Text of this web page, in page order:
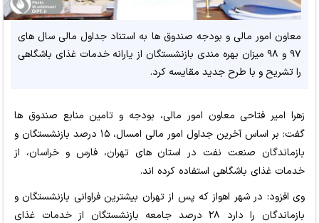
معاون امور مالی و بودجه صندوق ها به استناد جداول مالی سال های
۹۷ و ۹۸ میزان بهره مندی بازنشستگان از یارانه خدمات غذای باشگاهی
را تشریح و با طرح جدید مقایسه کرد.
زهرا امیر فتاحی معاون امور مالی، بودجه و تامین منابع صندوق ها
گفت: بر اساس آخرین جداول امور مالی امسال، ۱۵ درصد بازنشستگان و
بازماندگان صنعت نفت در استان های تهران، فارس و خراسان، از
خدمات غذای باشگاهی استفاده کرده اند.
وی افزود: در شهر اهواز که پس از تهران بیشترین فراوانی بازنشستگان و
بازماندگان را دارد ۲۸ درصد جامعه بازنشستگان از خدمات غذای